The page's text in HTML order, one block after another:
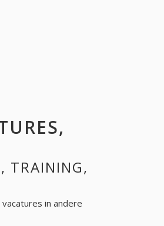
TRAINING,
in andere